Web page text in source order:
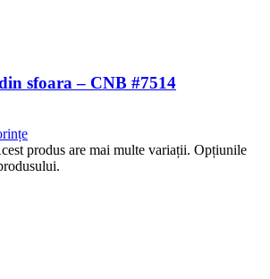
sfoara – CNB #7514
produs are mai multe variații. Opțiunile